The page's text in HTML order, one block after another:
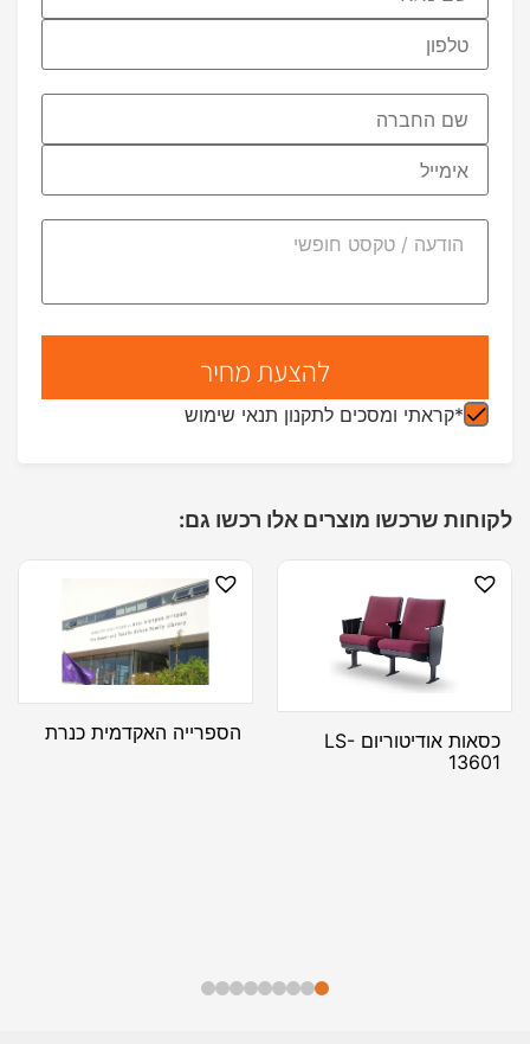
*קראתי ומסכים לתקנון תנאי שימוש
לקוחות שרכשו מוצרים אלו רכשו גם:
כסאות אודיטוריום LS-
13601
הספרייה האקדמית כנרת